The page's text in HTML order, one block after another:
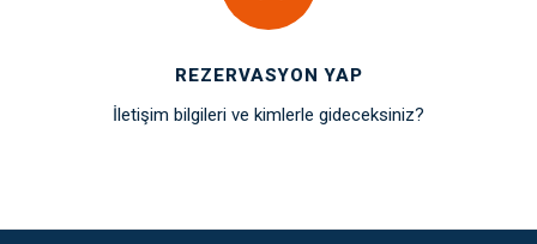
REZERVASYON YAP
İletişim bilgileri ve kimlerle gideceksiniz?